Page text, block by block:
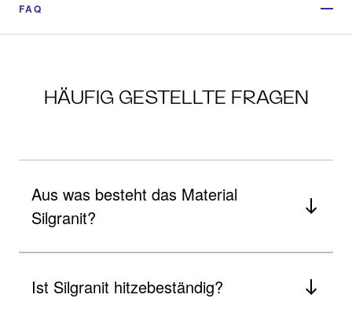
FAQ
HÄUFIG GESTELLTE FRAGEN
Aus was besteht das Material
Silgranit?
Ist Silgranit hitzebeständig?